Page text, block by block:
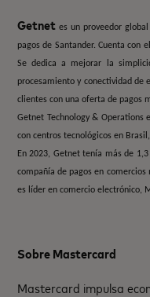
Getnet es un proveedor
pagos de Santander. Cuenta con
Se dedica a mejorar la
procesamiento y conectividad de
clientes con una oferta de pagos
Getnet Technology & Operations
con centros tecnológicos en
En 2023, Getnet tenía más de
compañía de pagos en
es líder en comercio electrónico,
Sobre Mastercard
Mastercard impulsa